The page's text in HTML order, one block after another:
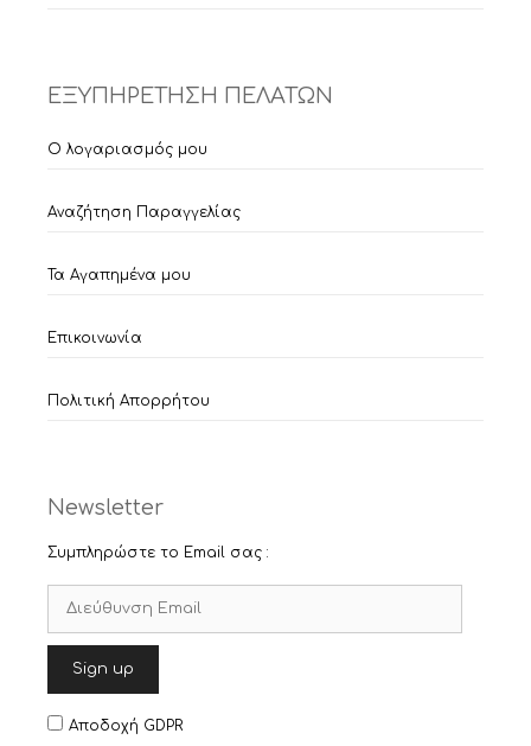
ΕΞΥΠΗΡΕΤΗΣΗ ΠΕΛΑΤΩΝ
Ο λογαριασμός μου
Αναζήτηση Παραγγελίας
Τα Αγαπημένα μου
Επικοινωνία
Πολιτική Απορρήτου
Newsletter
Συμπληρώστε το Email σας :
Αποδοχή GDPR